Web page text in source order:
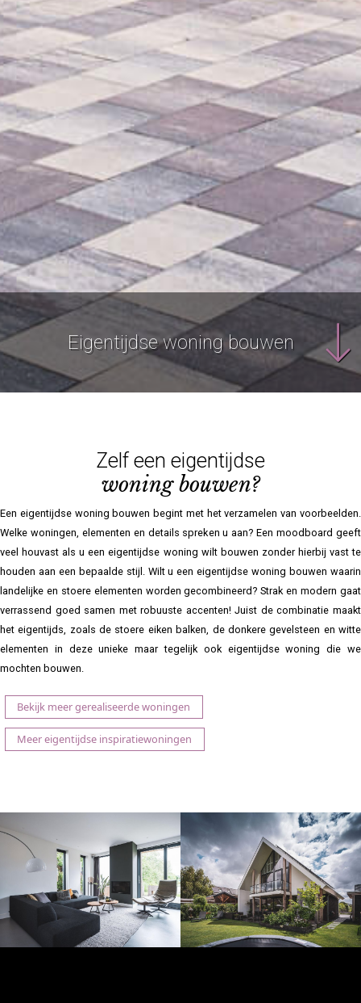
Eigentijdse woning bouwen
Zelf een eigentijdse
woning bouwen?
Een eigentijdse woning bouwen begint met het verzamelen van voorbeelden.
Welke woningen, elementen en details spreken u aan? Een moodboard geeft
veel houvast als u een eigentijdse woning wilt bouwen zonder hierbij vast te
houden aan een bepaalde stijl. Wilt u een eigentijdse woning bouwen waarin
landelijke en stoere elementen worden gecombineerd? Strak en modern gaat
verrassend goed samen met robuuste accenten! Juist de combinatie maakt
het eigentijds, zoals de stoere eiken balken, de donkere gevelsteen en witte
elementen in deze unieke maar tegelijk ook eigentijdse woning die we
mochten bouwen.
Bekijk meer gerealiseerde woningen
Meer eigentijdse inspiratiewoningen